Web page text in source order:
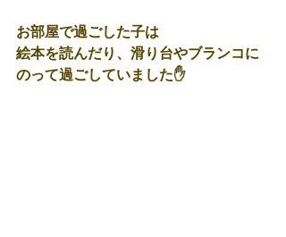
お部屋で過ごした子は
絵本を読んだり、滑り台やブランコに
のって過ごしていました✋